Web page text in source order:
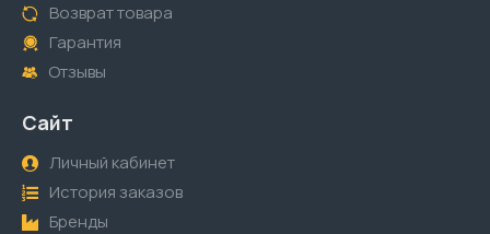
Возврат товара
Гарантия
Отзывы
Сайт
Личный кабинет
История заказов
Бренды